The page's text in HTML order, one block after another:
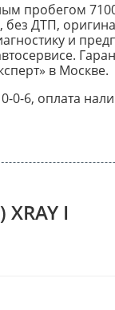
пробегом
ДТП,
и
в Москве.
0-6, оплата
I